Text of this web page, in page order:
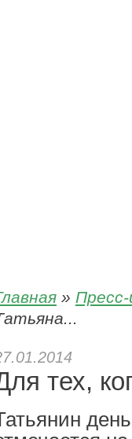
»
тех,